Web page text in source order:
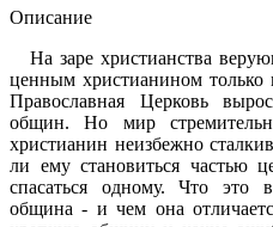
Описание
На заре христианства
ценным христианином
Православная Церковь
общин. Но мир
христианин неизбежно
ли ему стано­виться частью
спасаться одному. Что это
община - и чем она